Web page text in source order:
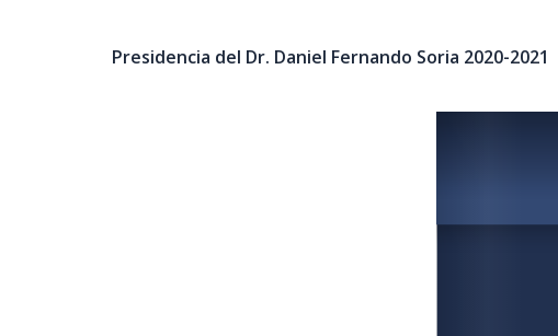
Presidencia del Dr. Daniel Fernando Soria 2020-2021